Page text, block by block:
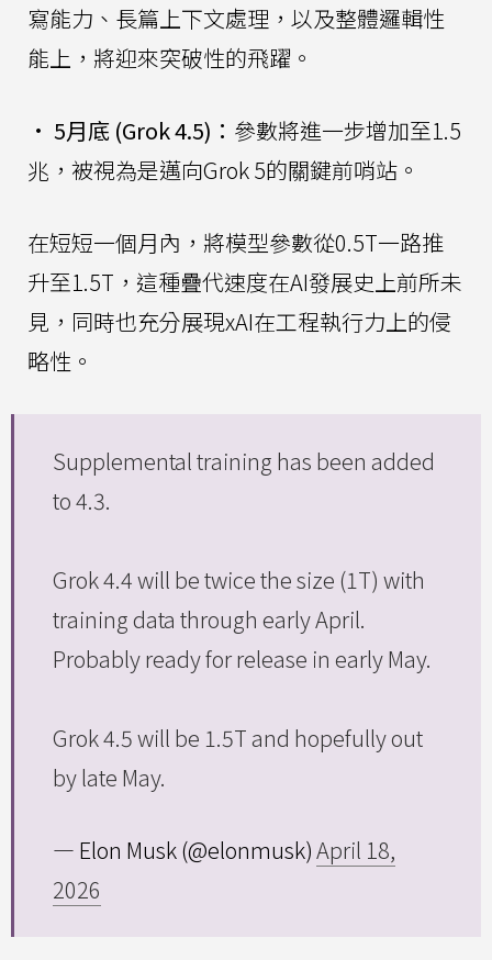
寫能力、長篇上下文處理，以及整體邏輯性
能上，將迎來突破性的飛躍。
• 5月底 (Grok 4.5)： 參數將進一步增加至1.5
兆，被視為是邁向Grok 5的關鍵前哨站。
在短短一個月內，將模型參數從0.5T一路推
升至1.5T，這種疊代速度在AI發展史上前所未
見，同時也充分展現xAI在工程執行力上的侵
略性。
Supplemental training has been added
to 4.3.
Grok 4.4 will be twice the size (1T) with
training data through early April.
Probably ready for release in early May.
Grok 4.5 will be 1.5T and hopefully out
by late May.
— Elon Musk (@elonmusk)April 18,
2026